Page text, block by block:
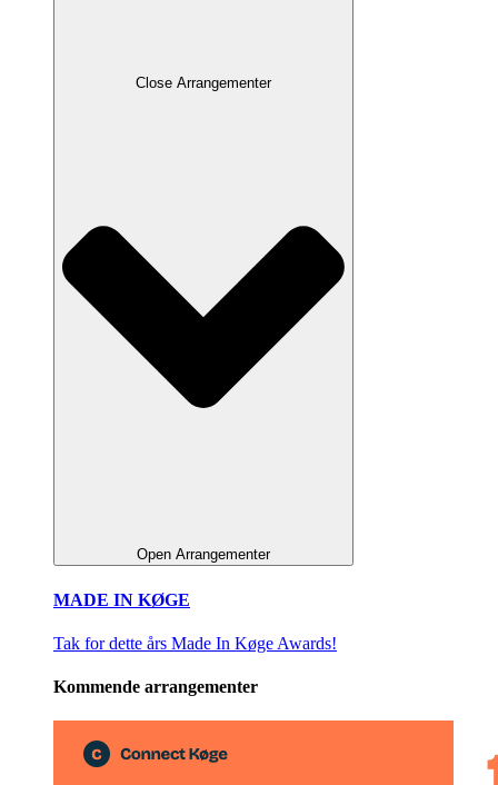
Close Arrangementer
Open Arrangementer
MADE IN KØGE
Tak for dette års Made In Køge Awards!
Kommende arrangementer